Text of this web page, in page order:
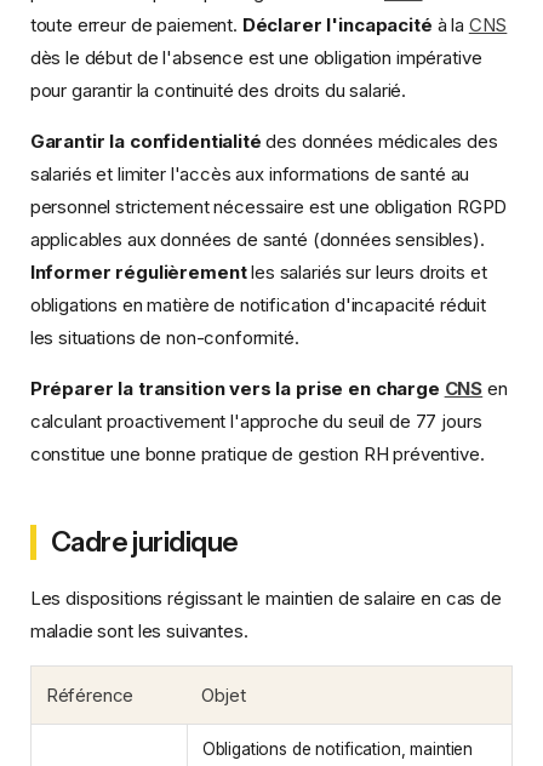
toute erreur de paiement. Déclarer l'incapacité à la CNS
dès le début de l'absence est une obligation impérative
pour garantir la continuité des droits du salarié.
Garantir la confidentialité des données médicales des
salariés et limiter l'accès aux informations de santé au
personnel strictement nécessaire est une obligation RGPD
applicables aux données de santé (données sensibles).
Informer régulièrementles salariés sur leurs droits et
obligations en matière de notification d'incapacité réduit
les situations de non-conformité.
Préparer la transition vers la prise en charge CNS en
calculant proactivement l'approche du seuil de 77 jours
constitue une bonne pratique de gestion RH préventive.
Cadre juridique
Les dispositions régissant le maintien de salaire en cas de
maladie sont les suivantes.
Référence Objet
Obligations de notification, maintien